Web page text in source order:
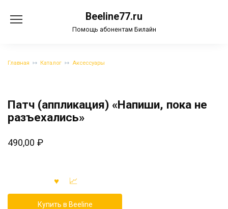
содержанию
Beeline77.ru
Помощь абонентам Билайн
Главная Каталог Аксессуары
Патч (аппликация) «Напиши, пока не
разъехались»
490,00 ₽
Купить в Beeline